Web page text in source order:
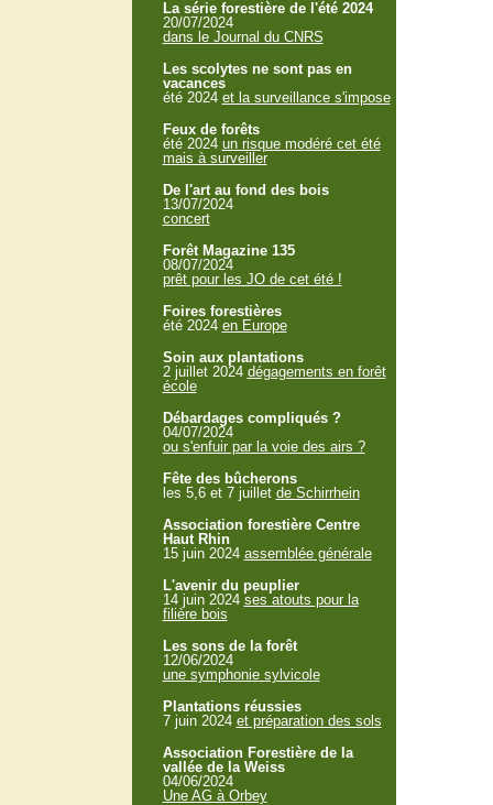
La série forestière de l'été 2024
20/07/2024
dans le Journal du CNRS
Les scolytes ne sont pas en
vacances
été 2024 et la surveillance s'impose
Feux de forêts
été 2024 un risque modéré cet été
mais à surveiller
De l'art au fond des bois
13/07/2024
concert
Forêt Magazine 135
08/07/2024
prêt pour les JO de cet été !
Foires forestières
été 2024 en Europe
Soin aux plantations
2 juillet 2024 dégagements en forêt
école
Débardages compliqués ?
04/07/2024
ou s'enfuir par la voie des airs ?
Fête des bûcherons
les 5,6 et 7 juillet de Schirrhein
Association forestière Centre
Haut Rhin
15 juin 2024 assemblée générale
L'avenir du peuplier
14 juin 2024 ses atouts pour la
filière bois
Les sons de la forêt
12/06/2024
une symphonie sylvicole
Plantations réussies
7 juin 2024 et préparation des sols
Association Forestière de la
vallée de la Weiss
04/06/2024
Une AG à Orbey